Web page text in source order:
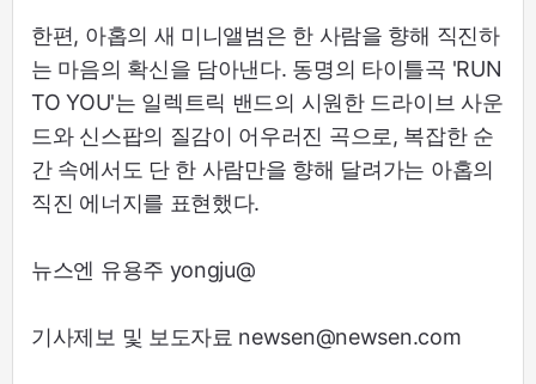
한편, 아홉의 새 미니앨범은 한 사람을 향해 직진하
는 마음의 확신을 담아낸다. 동명의 타이틀곡 'RUN
TO YOU'는 일렉트릭 밴드의 시원한 드라이브 사운
드와 신스팝의 질감이 어우러진 곡으로, 복잡한 순
간 속에서도 단 한 사람만을 향해 달려가는 아홉의
직진 에너지를 표현했다.
뉴스엔 유용주 yongju@
기사제보 및 보도자료 newsen@newsen.com